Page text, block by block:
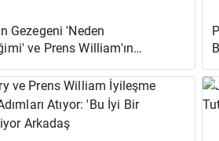
Gezegeni 'Neden
ve Prens William'ın
Savunmayı Açıkladı